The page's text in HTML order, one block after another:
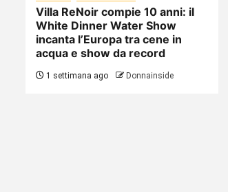
Villa ReNoir compie 10 anni: il
White Dinner Water Show
incanta l’Europa tra cene in
acqua e show da record
1 settimana ago Donnainside